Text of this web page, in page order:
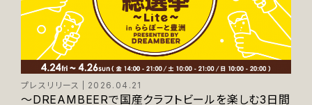
プレスリリース 2026.04.21
～DREAMBEERで国産クラフトビールを楽しむ3日間